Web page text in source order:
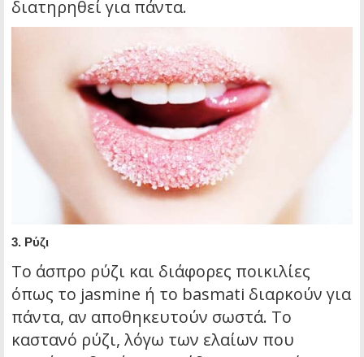
διατηρηθεί για πάντα.
3. Ρύζι
Το άσπρο ρύζι και διάφορες ποικιλίες
όπως το jasmine ή το basmati διαρκούν για
πάντα, αν αποθηκευτούν σωστά. Το
καστανό ρύζι, λόγω των ελαίων που